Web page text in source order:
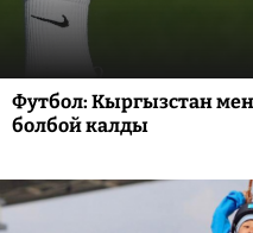
Футбол: Кыргызстан
болбой калды